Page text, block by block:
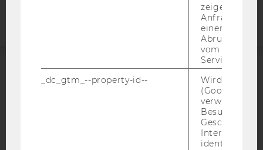
ACCREDITED BY:
zeigen Opt-
Anfrage im
einen Fehler
Abrufen
vom AMP
Service an.
_dc_gtm_--property-id--
Wird von
(Google Tag
verwendet,
Besucher
Geschlecht
Interessen zu
identifizieren.